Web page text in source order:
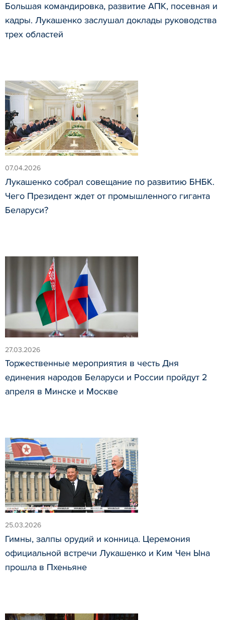
Большая командировка, развитие АПК, посевная и
кадры. Лукашенко заслушал доклады руководства
трех областей
07.04.2026
Лукашенко собрал совещание по развитию БНБК.
Чего Президент ждет от промышленного гиганта
Беларуси?
27.03.2026
Торжественные мероприятия в честь Дня
единения народов Беларуси и России пройдут 2
апреля в Минске и Москве
25.03.2026
Гимны, залпы орудий и конница. Церемония
официальной встречи Лукашенко и Ким Чен Ына
прошла в Пхеньяне